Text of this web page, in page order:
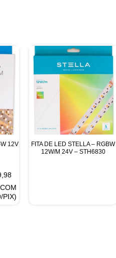
12V
PIX)
FITA DE LED STELLA – RGBW
12W/M 24V – STH6830